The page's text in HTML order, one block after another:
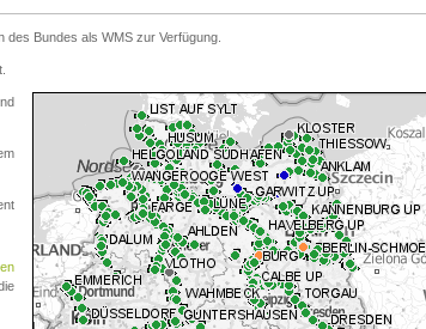
Bundes als WMS zur Verfügung.